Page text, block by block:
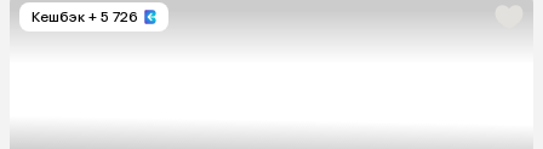
Кешбэк + 5 726